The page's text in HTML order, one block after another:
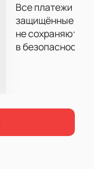
Все платежи
защищённые
не сохраняются
в безопасности.